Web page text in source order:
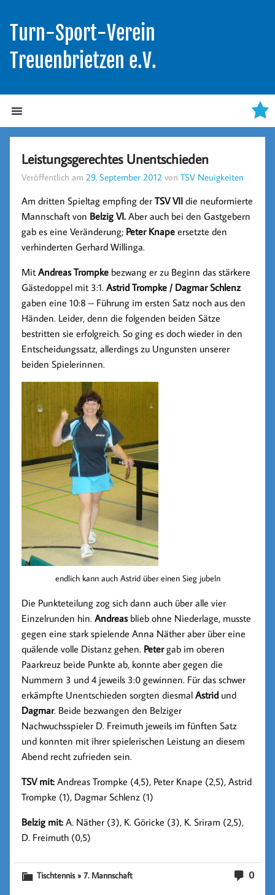
Turn-Sport-Verein
Treuenbrietzen e.V.
Leistungsgerechtes Unentschieden
Veröffentlich am 29. September 2012 vonTSV Neuigkeiten
Am dritten Spieltag empfing derTSV VII die neuformierte
Mannschaft von Belzig VI.Aber auch bei den Gastgebern
gab es eine Veränderung; Peter Knape ersetzte den
verhinderten Gerhard Willinga.
MitAndreas Trompke bezwang er zu Beginn das stärkere
Gästedoppel mit 3:1.Astrid Trompke / Dagmar Schlenz
gaben eine 10:8 – Führung im ersten Satz noch aus den
Händen. Leider, denn die folgenden beiden Sätze
bestritten sie erfolgreich. So ging es doch wieder in den
Entscheidungssatz, allerdings zu Ungunsten unserer
beiden Spielerinnen.
endlich kann auch Astrid über einen Sieg jubeln
Die Punkteteilung zog sich dann auch über alle vier
Einzelrunden hin.Andreas blieb ohne Niederlage, musste
gegen eine stark spielende Anna Näther aber über eine
quälende volle Distanz gehen. Petergab im oberen
Paarkreuz beide Punkte ab, konnte aber gegen die
Nummern 3 und 4 jeweils 3:0 gewinnen. Für das schwer
erkämpfte Unentschieden sorgten diesmalAstrid und
Dagmar. Beide bezwangen den Belziger
Nachwuchsspieler D. Freimuth jeweils im fünften Satz
und konnten mit ihrer spielerischen Leistung an diesem
Abend recht zufrieden sein.
TSV mit: Andreas Trompke (4,5), Peter Knape (2,5), Astrid
Trompke (1), Dagmar Schlenz (1)
Belzig mit: A. Näther (3), K. Göricke (3), K. Sriram (2,5),
D. Freimuth (0,5)
0
Tischtennis » 7. Mannschaft